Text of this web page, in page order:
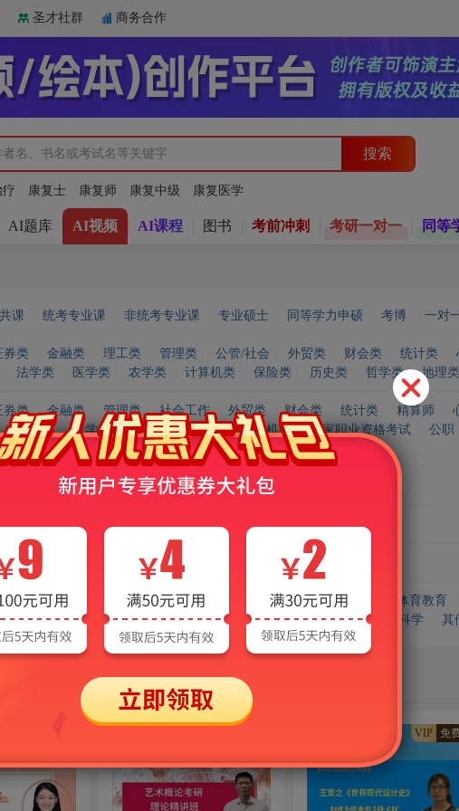
圣才社群 商务合作
搜索
疗 康复士 康复师 康复中级 康复医学
AI题库 AI视频 AI课程 图书 考前冲刺 考研一对一 同等
课 统考专业课 非统考专业课 专业硕士 同等学力申硕 考博 一对
券类 金融类 理工类 管理类 公管/社会 外贸类 财会类 统计类
法学类 医学类 农学类 计算机类 保险类 历史类 哲学类 地理类
券类 金融类 管理类 社会工作 外贸类 财会类 统计类 精算师
法学类 医学类 农学类 工程类 计算机类 国家职业资格考试 公职
商业服务 建筑工程 信息技术 企业管理 会计实操
高中 职教高考（对口升学）
学 社会科学 政治学 法律 军事 经济学 语言文字 艺术体育教育
农业科学 工业技术 交通运输 航空航天 环境科学 安全科学 其
程
VIP 免